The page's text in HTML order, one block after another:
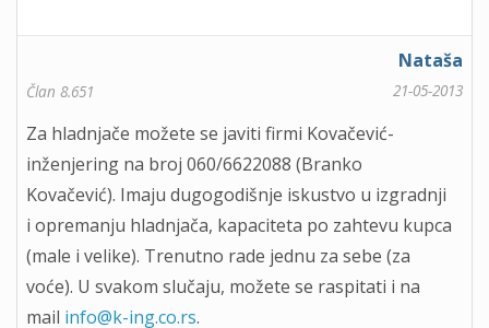
Nataša
Član 8.651 21-05-2013
Za hladnjače možete se javiti firmi Kovačević-
inženjering na broj 060/6622088 (Branko
Kovačević). Imaju dugogodišnje iskustvo u izgradnji
i opremanju hladnjača, kapaciteta po zahtevu kupca
(male i velike). Trenutno rade jednu za sebe (za
voće). U svakom slučaju, možete se raspitati i na
mail info@k-ing.co.rs.